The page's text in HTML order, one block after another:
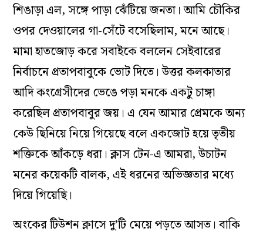
শিঙাড়া এল, সঙ্গে পাড়া ঝেঁটিয়ে জনতা। আমি চৌকির
ওপর দেওয়ালের গা-সেঁটে বসেছিলাম, মনে আছে।
মামা হাতজোড় করে সবাইকে বললেন সেইবারের
নির্বাচনে প্রতাপবাবুকে ভোট দিতে। উত্তর কলকাতার
আদি কংগ্রেসীদের ভেঙে পড়া মনকে একটু চাঙ্গা
করেছিল প্রতাপবাবুর জয়। এ যেন আমার প্রেমকে অন্য
কেউ ছিনিয়ে নিয়ে গিয়েছে বলে একজোট হয়ে তৃতীয়
শক্তিকে আঁকড়ে ধরা। ক্লাস টেন-এ আমরা, উচাটন
মনের কয়েকটি বালক, এই ধরনের অভিজ্ঞতার মধ্যে
দিয়ে গিয়েছি।
অংকের টিউশন ক্লাসে দু’টি মেয়ে পড়তে আসত। বাকি